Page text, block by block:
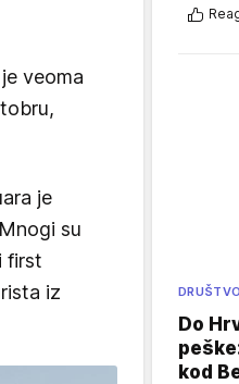
veoma
je
su
first
iz
DRUŠTVO
Do
kod